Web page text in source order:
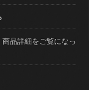
品詳細をご覧になっ